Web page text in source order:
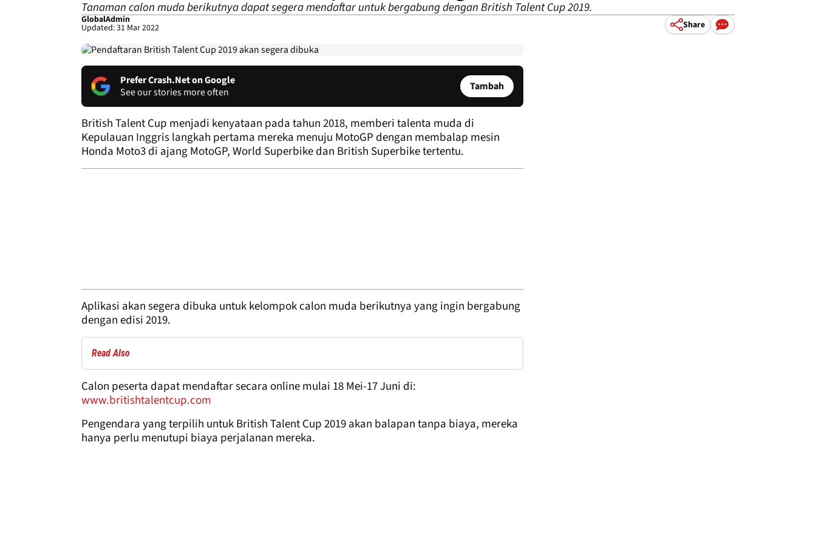
Tanaman calon muda berikutnya dapat segera mendaftar untuk bergabung dengan British Talent Cup 2019.
GlobalAdmin
Updated: 31 Mar 2022 Share
Prefer Crash.Net on Google
See our stories more often
Tambah
British Talent Cup menjadi kenyataan pada tahun 2018, memberi talenta muda di
Kepulauan Inggris langkah pertama mereka menuju MotoGP dengan membalap mesin
Honda Moto3 di ajang MotoGP, World Superbike dan British Superbike tertentu.
Aplikasi akan segera dibuka untuk kelompok calon muda berikutnya yang ingin bergabung
dengan edisi 2019.
Read Also
Calon peserta dapat mendaftar secara online mulai 18 Mei-17 Juni di:
www.britishtalentcup.com
Pengendara yang terpilih untuk British Talent Cup 2019 akan balapan tanpa biaya, mereka
hanya perlu menutupi biaya perjalanan mereka.